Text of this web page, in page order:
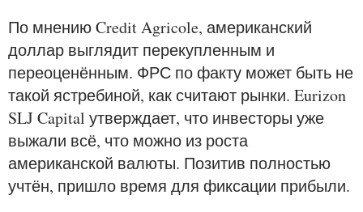
По мнению Credit Agricole, американский
доллар выглядит перекупленным и
переоценённым. ФРС по факту может быть не
такой ястребиной, как считают рынки. Eurizon
SLJ Capital утверждает, что инвесторы уже
выжали всё, что можно из роста
американской валюты. Позитив полностью
учтён, пришло время для фиксации прибыли.